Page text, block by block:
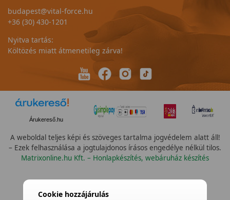
budapest@vital-force.hu
+36 (30) 430-1201
Nyitva tartás:
Költözés miatt átmenetileg zárva!
Árukereső.hu
A weboldal teljes képi és szöveges tartalma jogvédelem alatt áll!
– Ezek felhasználása a jogtulajdonos írásos engedélye nélkül tilos.
Matrixonline.hu Kft. – Honlapkészítés, webáruház készítés
Cookie hozzájárulás